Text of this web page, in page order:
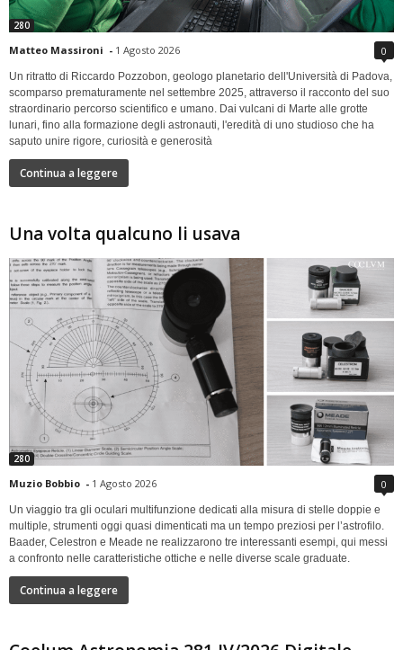
280
Matteo Massironi - 1 Agosto 2026 0
Un ritratto di Riccardo Pozzobon, geologo planetario dell'Università di Padova,
scomparso prematuramente nel settembre 2025, attraverso il racconto del suo
straordinario percorso scientifico e umano. Dai vulcani di Marte alle grotte
lunari, fino alla formazione degli astronauti, l'eredità di uno studioso che ha
saputo unire rigore, curiosità e generosità
Continua a leggere
Una volta qualcuno li usava
280
Muzio Bobbio - 1 Agosto 2026 0
Un viaggio tra gli oculari multifunzione dedicati alla misura di stelle doppie e
multiple, strumenti oggi quasi dimenticati ma un tempo preziosi per l’astrofilo.
Baader, Celestron e Meade ne realizzarono tre interessanti esempi, qui messi
a confronto nelle caratteristiche ottiche e nelle diverse scale graduate.
Continua a leggere